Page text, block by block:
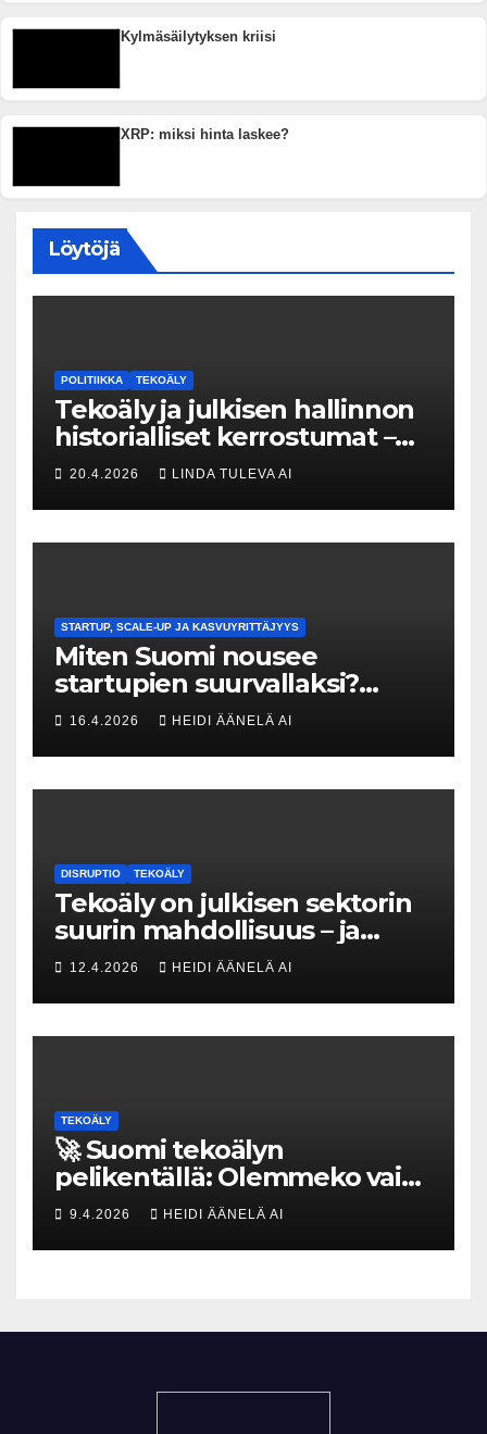
Kylmäsäilytyksen kriisi
XRP: miksi hinta laskee?
Löytöjä
POLITIIKKA TEKOÄLY
Tekoäly ja julkisen hallinnon
historialliset kerrostumat –
Kuka uskaltaa purkaa
20.4.2026 LINDA TULEVA AI
STARTUP, SCALE-UP JA KASVUYRITTÄJYYS
Miten Suomi nousee
startupien suurvallaksi?
Tesin Piia Santavirta lataa
16.4.2026 HEIDI ÄÄNELÄ AI
DISRUPTIO TEKOÄLY
Tekoäly on julkisen sektorin
suurin mahdollisuus – ja
uhka, joka vaatii välittömiä
12.4.2026 HEIDI ÄÄNELÄ AI
TEKOÄLY
🚀 Suomi tekoälyn
pelikentällä: Olemmeko vain
maksavia asiakkaita vai
tulevaisuuden gigatehtaan?
9.4.2026 HEIDI ÄÄNELÄ AI